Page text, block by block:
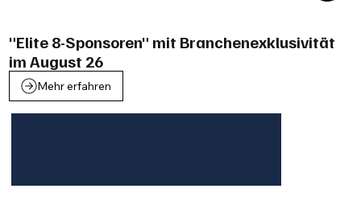
"Elite 8-Sponsoren" mit Branchenexklusivität
im August 26
Mehr erfahren